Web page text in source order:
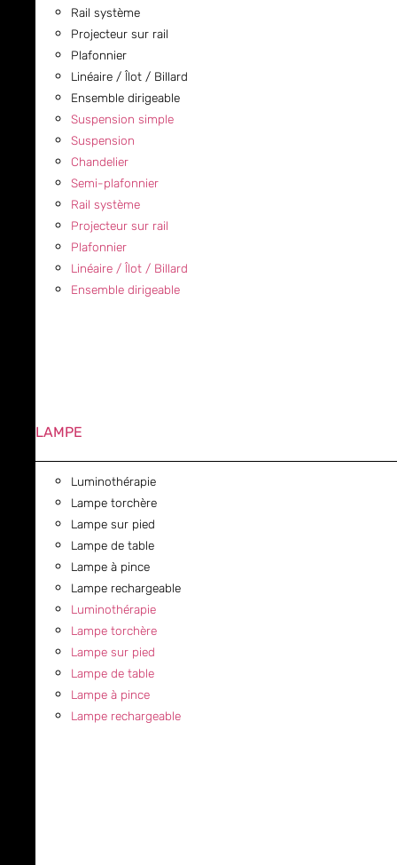
Rail système
Projecteur sur rail
Plafonnier
Linéaire / Îlot / Billard
Ensemble dirigeable
Suspension simple
Suspension
Chandelier
Semi-plafonnier
Rail système
Projecteur sur rail
Plafonnier
Linéaire / Îlot / Billard
Ensemble dirigeable
LAMPE
Luminothérapie
Lampe torchère
Lampe sur pied
Lampe de table
Lampe à pince
Lampe rechargeable
Luminothérapie
Lampe torchère
Lampe sur pied
Lampe de table
Lampe à pince
Lampe rechargeable